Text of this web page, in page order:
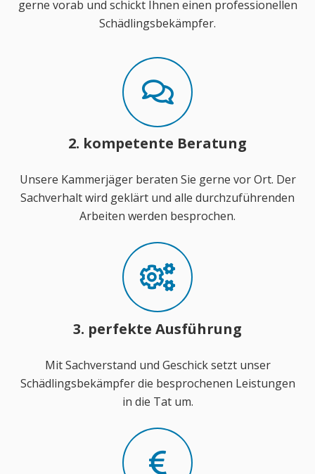
gerne vorab und schickt Ihnen einen professionellen
Schädlingsbekämpfer.
2. kompetente Beratung
Unsere Kammerjäger beraten Sie gerne vor Ort. Der
Sachverhalt wird geklärt und alle durchzuführenden
Arbeiten werden besprochen.
3. perfekte Ausführung
Mit Sachverstand und Geschick setzt unser
Schädlingsbekämpfer die besprochenen Leistungen
in die Tat um.